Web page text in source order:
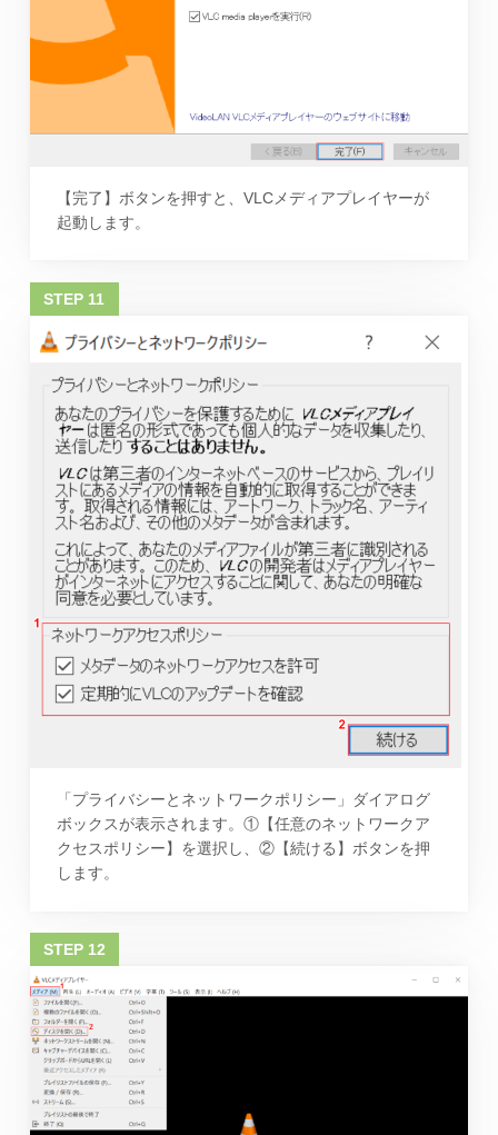
【完了】ボタンを押すと、VLCメディアプレイヤーが
起動します。
「プライバシーとネットワークポリシー」ダイアログ
ボックスが表示されます。①【任意のネットワークア
クセスポリシー】を選択し、②【続ける】ボタンを押
します。